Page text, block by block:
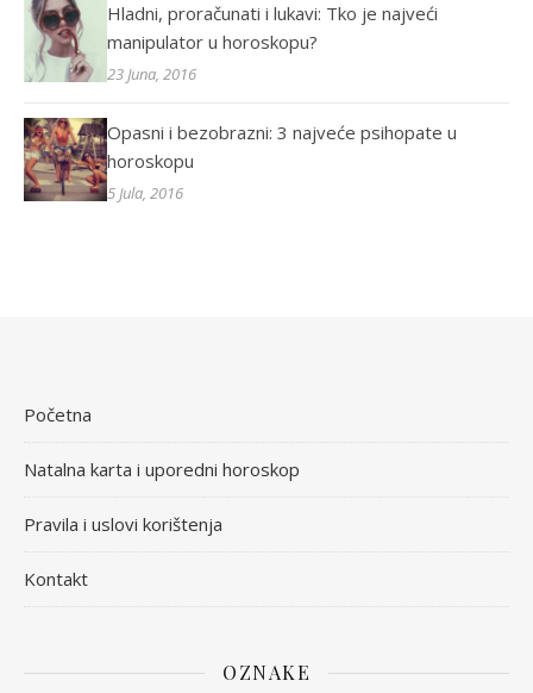
Hladni, proračunati i lukavi: Tko je najveći
manipulator u horoskopu?
23 Juna, 2016
Opasni i bezobrazni: 3 najveće psihopate u
horoskopu
5 Jula, 2016
Početna
Natalna karta i uporedni horoskop
Pravila i uslovi korištenja
Kontakt
OZNAKE